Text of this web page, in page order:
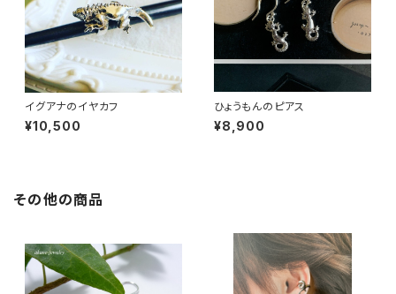
イグアナのイヤカフ
¥10,500
ひょうもんのピアス
¥8,900
その他の商品